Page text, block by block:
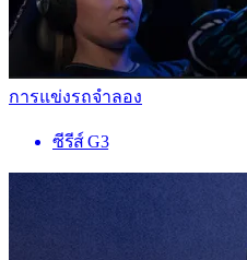
การแข่งรถจำลอง
ซีรีส์ G3